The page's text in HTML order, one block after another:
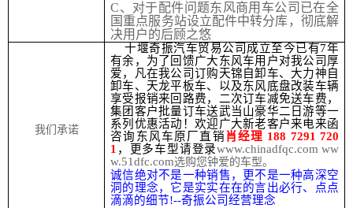
C、对于配件问题东风商用车公司已在全
国重点服务站设立配件中转分库，彻底解
决用户的后顾之悠
我们承诺
十堰奇振汽车贸易公司成立至今已有7年
有余，为了回馈广大东风车用户对我公司厚
爱，凡在我公司订购天锦自卸车、大力神自
卸车、天龙平板车、以及东风底盘改装车辆
享受报销来回路费，二次订车减免送车费，
集团客户批量订车送武当山豪华二日游等一
系列优惠活动！欢迎广大新老客户来电来函
咨询东风车原厂直销 肖经理 188 7291 720
1 ，更多车型请登录www.chinadfqc.com ww
w.51dfc.com选购您钟爱的车型。
诚信绝对不是一种销售，更不是一种高深空
洞的理念，它是实实在在的言出必行、点点
滴滴的细节!--奇振公司经营理念